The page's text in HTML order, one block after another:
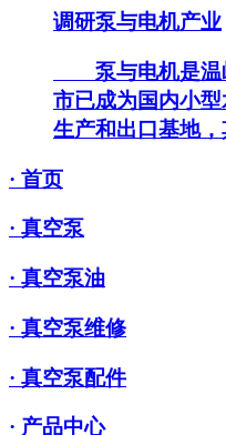
调研泵与电机产业
泵与电机是温
市已成为国内小
生产和出口基地
· 首页
· 真空泵
· 真空泵油
· 真空泵维修
· 真空泵配件
· 产品中心